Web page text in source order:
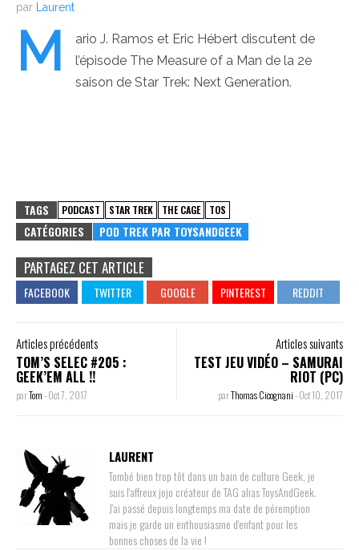
par Laurent
M
ario J. Ramos et Eric Hébert discutent de
l’épisode The Measure of a Man de la 2e
saison de Star Trek: Next Generation.
TAGS PODCAST STAR TREK THE CAGE TOS
CATÉGORIES POD TREK PAR TOYSANDGEEK
PARTAGEZ CET ARTICLE
Articles précédents
TOM’S SELEC #205 :
GEEK’EM ALL !!
parTom-Oct 7, 2017
Articles suivants
TEST JEU VIDÉO – SAMURAI
RIOT (PC)
parThomas Cicognani-Oct 10, 2017
LAURENT
Tombé bien trop tôt dans un bain de culture Geek, je
suis l'affreux jojo créateur de TAG alias ToysAndGeek.
J'ai passé depuis longtemps ma date de péremption
mais je garde un enthousiasme d'enfant pour les
bonnes choses de la vie !